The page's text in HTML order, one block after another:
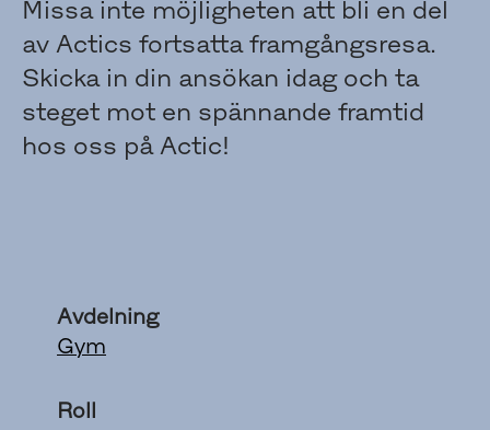
Missa inte möjligheten att bli en del
av Actics fortsatta framgångsresa.
Skicka in din ansökan idag och ta
steget mot en spännande framtid
hos oss på Actic!
Avdelning
Gym
Roll